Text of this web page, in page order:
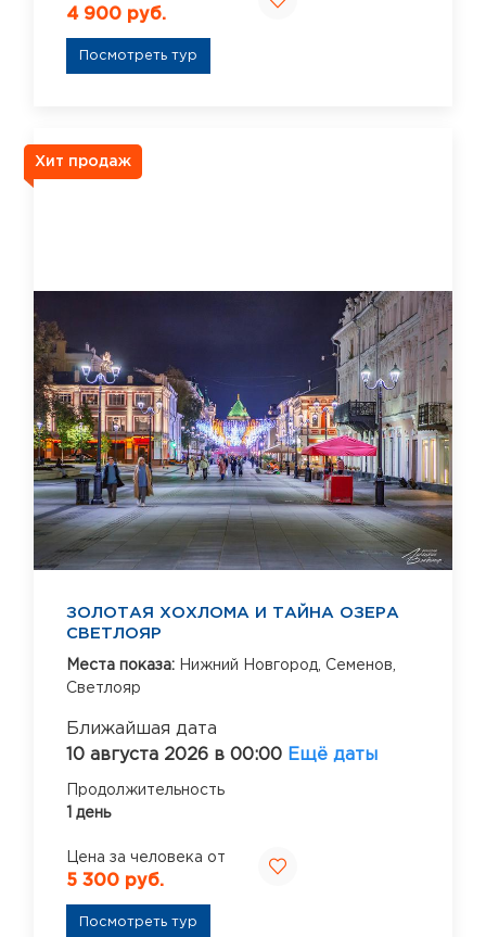
4 900 руб.
Посмотреть тур
Хит продаж
ЗОЛОТАЯ ХОХЛОМА И ТАЙНА ОЗЕРА
СВЕТЛОЯР
Места показа: Нижний Новгород, Семенов,
Светлояр
Ближайшая дата
10 августа 2026 в 00:00 Ещё даты
Продолжительность
1 день
Цена за человека от
5 300 руб.
Посмотреть тур